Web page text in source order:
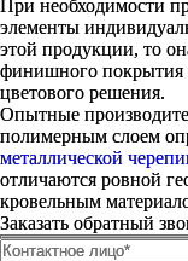
При необходимости
элементы
этой продукции, то
финишного покрытия
цветового решения.
Опытные
полимерным слоем
металлической
отличаются ровной
кровельным
Заказать обратный